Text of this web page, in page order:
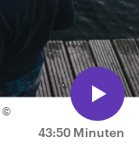
43:50 Minuten
©